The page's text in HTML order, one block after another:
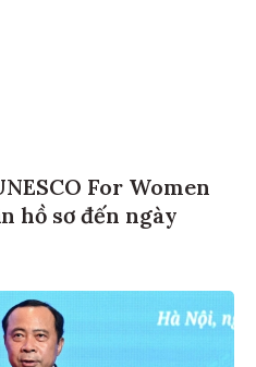
For Women
hồ sơ đến ngày